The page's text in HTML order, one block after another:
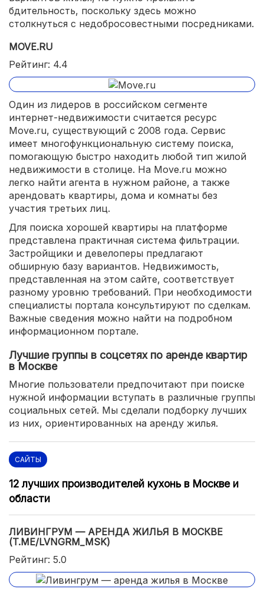
бдительность, поскольку здесь можно
столкнуться с недобросовестными посредниками.
MOVE.RU
Рейтинг: 4.4
Один из лидеров в российском сегменте
интернет-недвижимости считается ресурс
Move.ru, существующий с 2008 года. Сервис
имеет многофункциональную систему поиска,
помогающую быстро находить любой тип жилой
недвижимости в столице. На Move.ru можно
легко найти агента в нужном районе, а также
арендовать квартиры, дома и комнаты без
участия третьих лиц.
Для поиска хорошей квартиры на платформе
представлена практичная система фильтрации.
Застройщики и девелоперы предлагают
обширную базу вариантов. Недвижимость,
представленная на этом сайте, соответствует
разному уровню требований. При необходимости
специалисты портала консультируют по сделкам.
Важные сведения можно найти на подробном
информационном портале.
Лучшие группы в соцсетях по аренде квартир
в Москве
Многие пользователи предпочитают при поиске
нужной информации вступать в различные группы
социальных сетей. Мы сделали подборку лучших
из них, ориентированных на аренду жилья.
САЙТЫ
12 лучших производителей кухонь в Москве и
области
ЛИВИНГРУМ — АРЕНДА ЖИЛЬЯ В МОСКВЕ
(T.ME/LVNGRM_MSK)
Рейтинг: 5.0